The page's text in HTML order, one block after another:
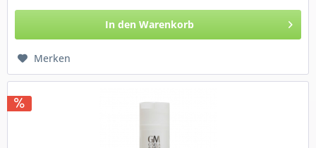
In den Warenkorb
Merken